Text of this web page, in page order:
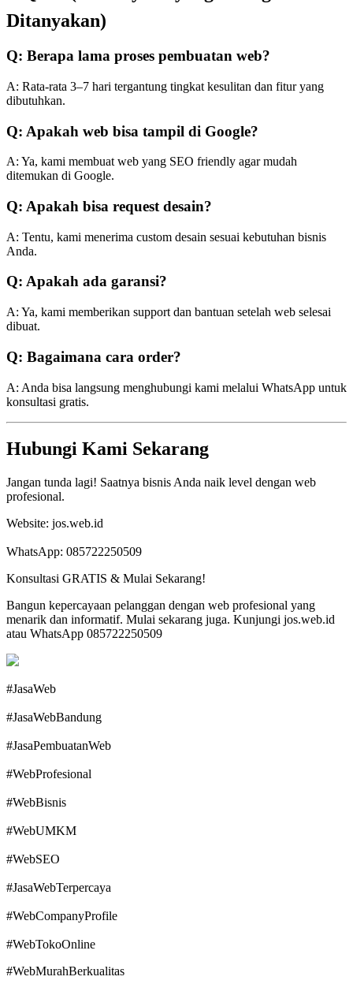
Ditanyakan)
Q: Berapa lama proses pembuatan web?
A: Rata-rata 3–7 hari tergantung tingkat kesulitan dan fitur yang
dibutuhkan.
Q: Apakah web bisa tampil di Google?
A: Ya, kami membuat web yang SEO friendly agar mudah
ditemukan di Google.
Q: Apakah bisa request desain?
A: Tentu, kami menerima custom desain sesuai kebutuhan bisnis
Anda.
Q: Apakah ada garansi?
A: Ya, kami memberikan support dan bantuan setelah web selesai
dibuat.
Q: Bagaimana cara order?
A: Anda bisa langsung menghubungi kami melalui WhatsApp untuk
konsultasi gratis.
Hubungi Kami Sekarang
Jangan tunda lagi! Saatnya bisnis Anda naik level dengan web
profesional.
Website: jos.web.id
WhatsApp: 085722250509
Konsultasi GRATIS & Mulai Sekarang!
Bangun kepercayaan pelanggan dengan web profesional yang
menarik dan informatif. Mulai sekarang juga. Kunjungi jos.web.id
atau WhatsApp 085722250509
#JasaWeb
#JasaWebBandung
#JasaPembuatanWeb
#WebProfesional
#WebBisnis
#WebUMKM
#WebSEO
#JasaWebTerpercaya
#WebCompanyProfile
#WebTokoOnline
#WebMurahBerkualitas